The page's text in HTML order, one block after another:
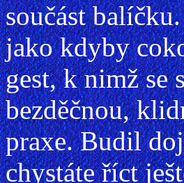
součást
jako kdyby
gest, k nimž se
bezděčnou,
praxe. Budil
chystáte říct